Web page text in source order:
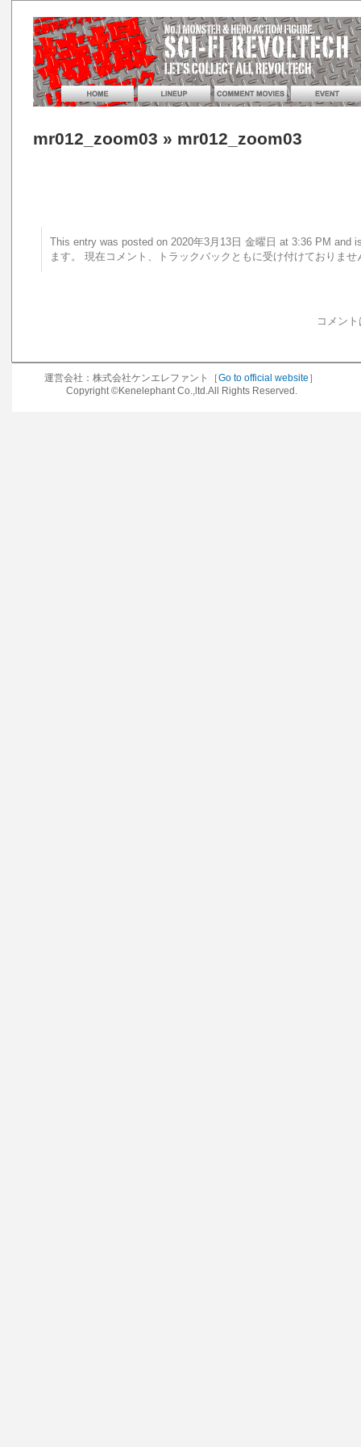
mr012_zoom03 » mr012_zoom03
This entry was posted on 2020年3月13日 金曜日 at 3:36 PM
ます。 現在コメント、トラックバックともに受け付けておりませ
コメン
運営会社：株式会社ケンエレファント［Go to official website ］
Copyright ©Kenelephant Co.,ltd.All Rights Reserved.